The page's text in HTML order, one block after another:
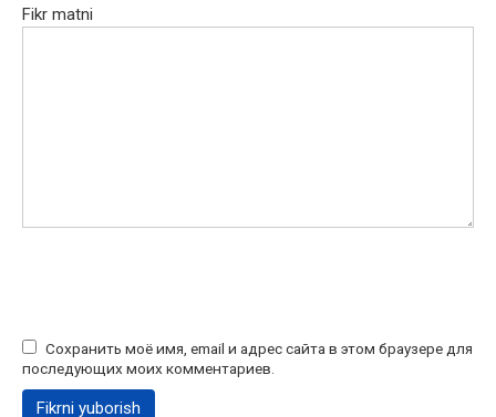
Fikr matni
Сохранить моё имя, email и адрес сайта в этом браузере для
последующих моих комментариев.